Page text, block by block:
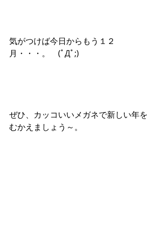
気がつけば今日からもう１２
月・・・。　(ﾟДﾟ;)
ぜひ、カッコいいメガネで新しい年を
むかえましょう～。